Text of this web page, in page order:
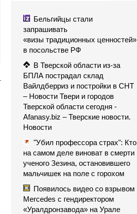
Бельгийцы стали
запрашивать
«визы традиционных ценностей»
в посольстве РФ
В Тверской области из-за
БПЛА пострадал склад
Вайлдберриз и постройки в СНТ
– Новости Твери и городов
Тверской области сегодня -
Afanasy.biz – Тверские новости.
Новости
"Убил профессора страх": Кто
на самом деле виноват в смерти
ученого Зезина, остановившего
мальчишек на поле с горохом
Появилось видео со взрывом
Mercedes с гендиректором
«Уралдронзавода» на Урале